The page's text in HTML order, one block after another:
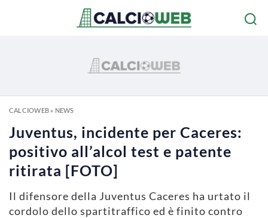
CALCIOWEB» NEWS
Juventus, incidente per Caceres:
positivo all’alcol test e patente
ritirata [FOTO]
Il difensore della Juventus Caceres ha urtato il
cordolo dello spartitraffico ed è finito contro